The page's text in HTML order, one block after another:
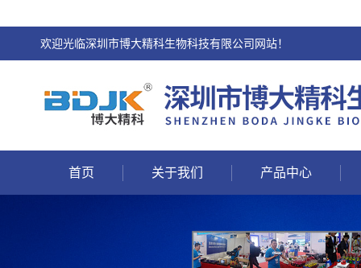
欢迎光临深圳市博大精科生物科技有限公司网站！
首页 关于我们 产品中心